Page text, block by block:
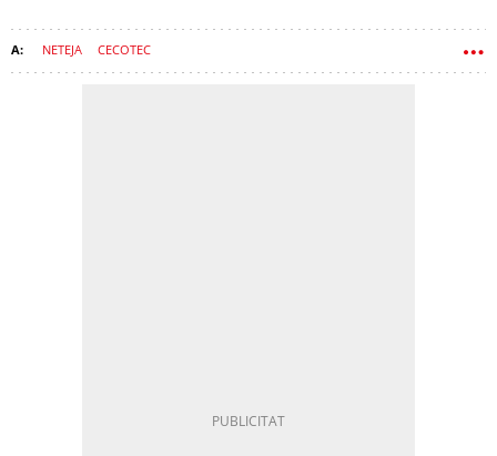
NETEJA CECOTEC